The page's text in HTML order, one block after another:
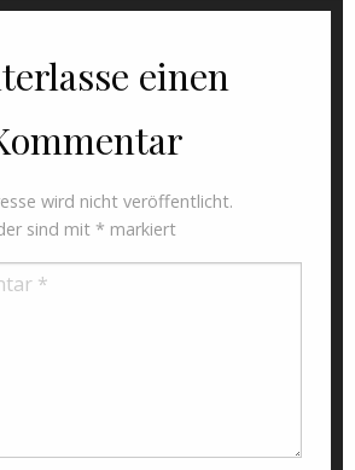
einen
wird nicht veröffentlicht.
sind mit * markiert